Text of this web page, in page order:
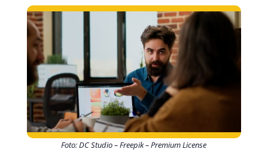
Foto: DC Studio – Freepik – Premium License